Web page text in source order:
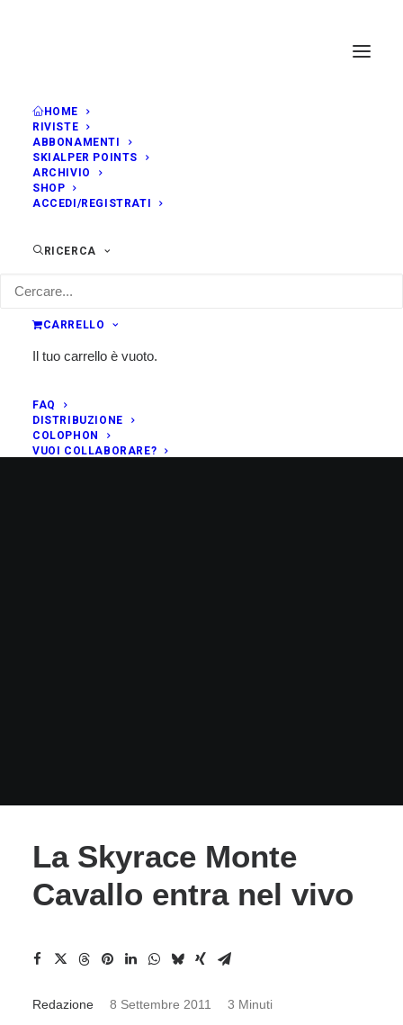
HOME
RIVISTE
ABBONAMENTI
SKIALPER POINTS
ARCHIVIO
SHOP
ACCEDI/REGISTRATI
RICERCA
CARRELLO
Il tuo carrello è vuoto.
FAQ
DISTRIBUZIONE
COLOPHON
VUOI COLLABORARE?
La Skyrace Monte
Cavallo entra nel vivo
Redazione 8 Settembre 2011 3 Minuti